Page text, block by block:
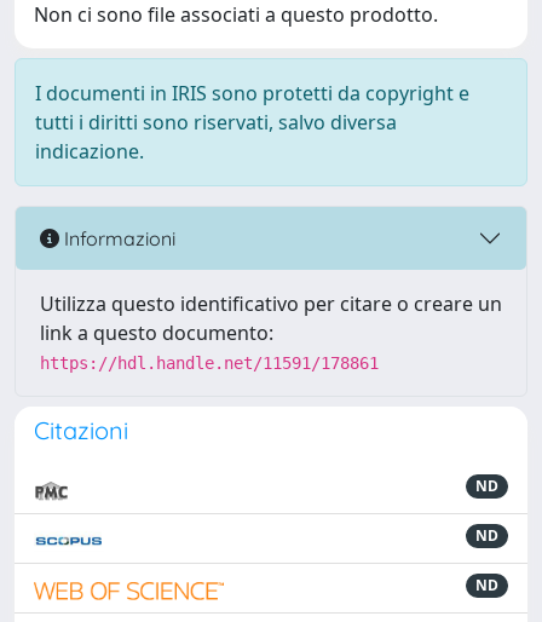
Non ci sono file associati a questo prodotto.
I documenti in IRIS sono protetti da copyright e
tutti i diritti sono riservati, salvo diversa
indicazione.
Informazioni
Utilizza questo identificativo per citare o creare un
link a questo documento:
https://hdl.handle.net/11591/178861
Citazioni
ND
ND
ND